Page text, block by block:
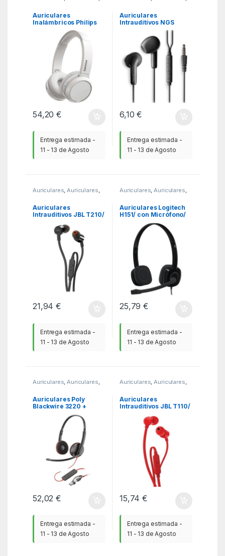
Auriculares
Inalámbricos Philips
TAH4205/ con
Micrófono/ Bluetooth/
Blancos
54,20€
Entrega estimada -
11 - 13 de Agosto
Auriculares
Intrauditivos NGS
Cross Flip/ con
Micrófono/ Jack 3.5/
Negros
6,10€
Entrega estimada -
11 - 13 de Agosto
Auriculares Auriculares
Auriculares
Intrauditivos JBL T210/
3.5/ Negros
21,94€
Entrega estimada -
11 - 13 de Agosto
Auriculares Auriculares
Auriculares Logitech
H151/ con Micrófono/
Jack 3.5/ Negros
25,79€
Entrega estimada -
11 - 13 de Agosto
Auriculares,Auriculares,
Auriculares Poly
Blackwire 3220 +
Adaptador USB-C/A/
con Micrófono/ USB
Tipo-C/ Bulk/ Negros
52,02€
Entrega estimada -
11 - 13 de Agosto
Auriculares,Auriculares,
Auriculares
Intrauditivos JBL T110/
3.5/ Rojos
15,74€
Entrega estimada -
11 - 13 de Agosto